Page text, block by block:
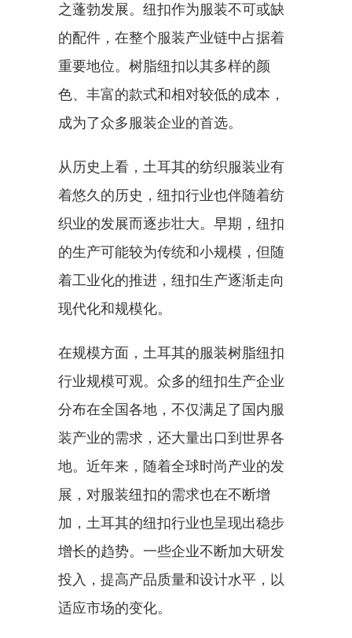
之蓬勃发展。纽扣作为服装不可或缺
的配件，在整个服装产业链中占据着
重要地位。树脂纽扣以其多样的颜
色、丰富的款式和相对较低的成本，
成为了众多服装企业的首选。
从历史上看，土耳其的纺织服装业有
着悠久的历史，纽扣行业也伴随着纺
织业的发展而逐步壮大。早期，纽扣
的生产可能较为传统和小规模，但随
着工业化的推进，纽扣生产逐渐走向
现代化和规模化。
在规模方面，土耳其的服装树脂纽扣
行业规模可观。众多的纽扣生产企业
分布在全国各地，不仅满足了国内服
装产业的需求，还大量出口到世界各
地。近年来，随着全球时尚产业的发
展，对服装纽扣的需求也在不断增
加，土耳其的纽扣行业也呈现出稳步
增长的趋势。一些企业不断加大研发
投入，提高产品质量和设计水平，以
适应市场的变化。